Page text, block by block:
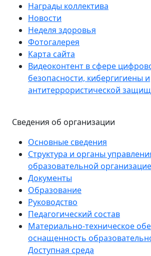
Награды коллектива
Новости
Неделя здоровья
Фотогалерея
Карта сайта
Видеоконтент в сфере
безопасности, кибергигиены и
антитеррористической
Сведения об организации
Основные сведения
Структура и органы
образовательной
Документы
Образование
Руководство
Педагогический состав
Материально-техническое
оснащенность
Доступная среда